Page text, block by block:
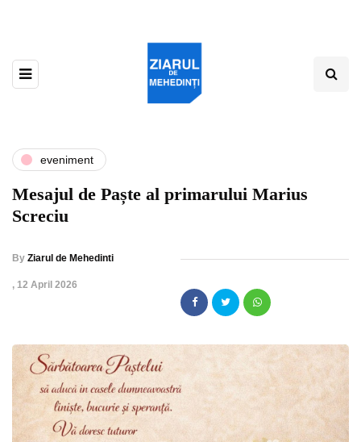
eveniment
Mesajul de Paște al primarului Marius
Screciu
By Ziarul de Mehedinti
, 12 April 2026